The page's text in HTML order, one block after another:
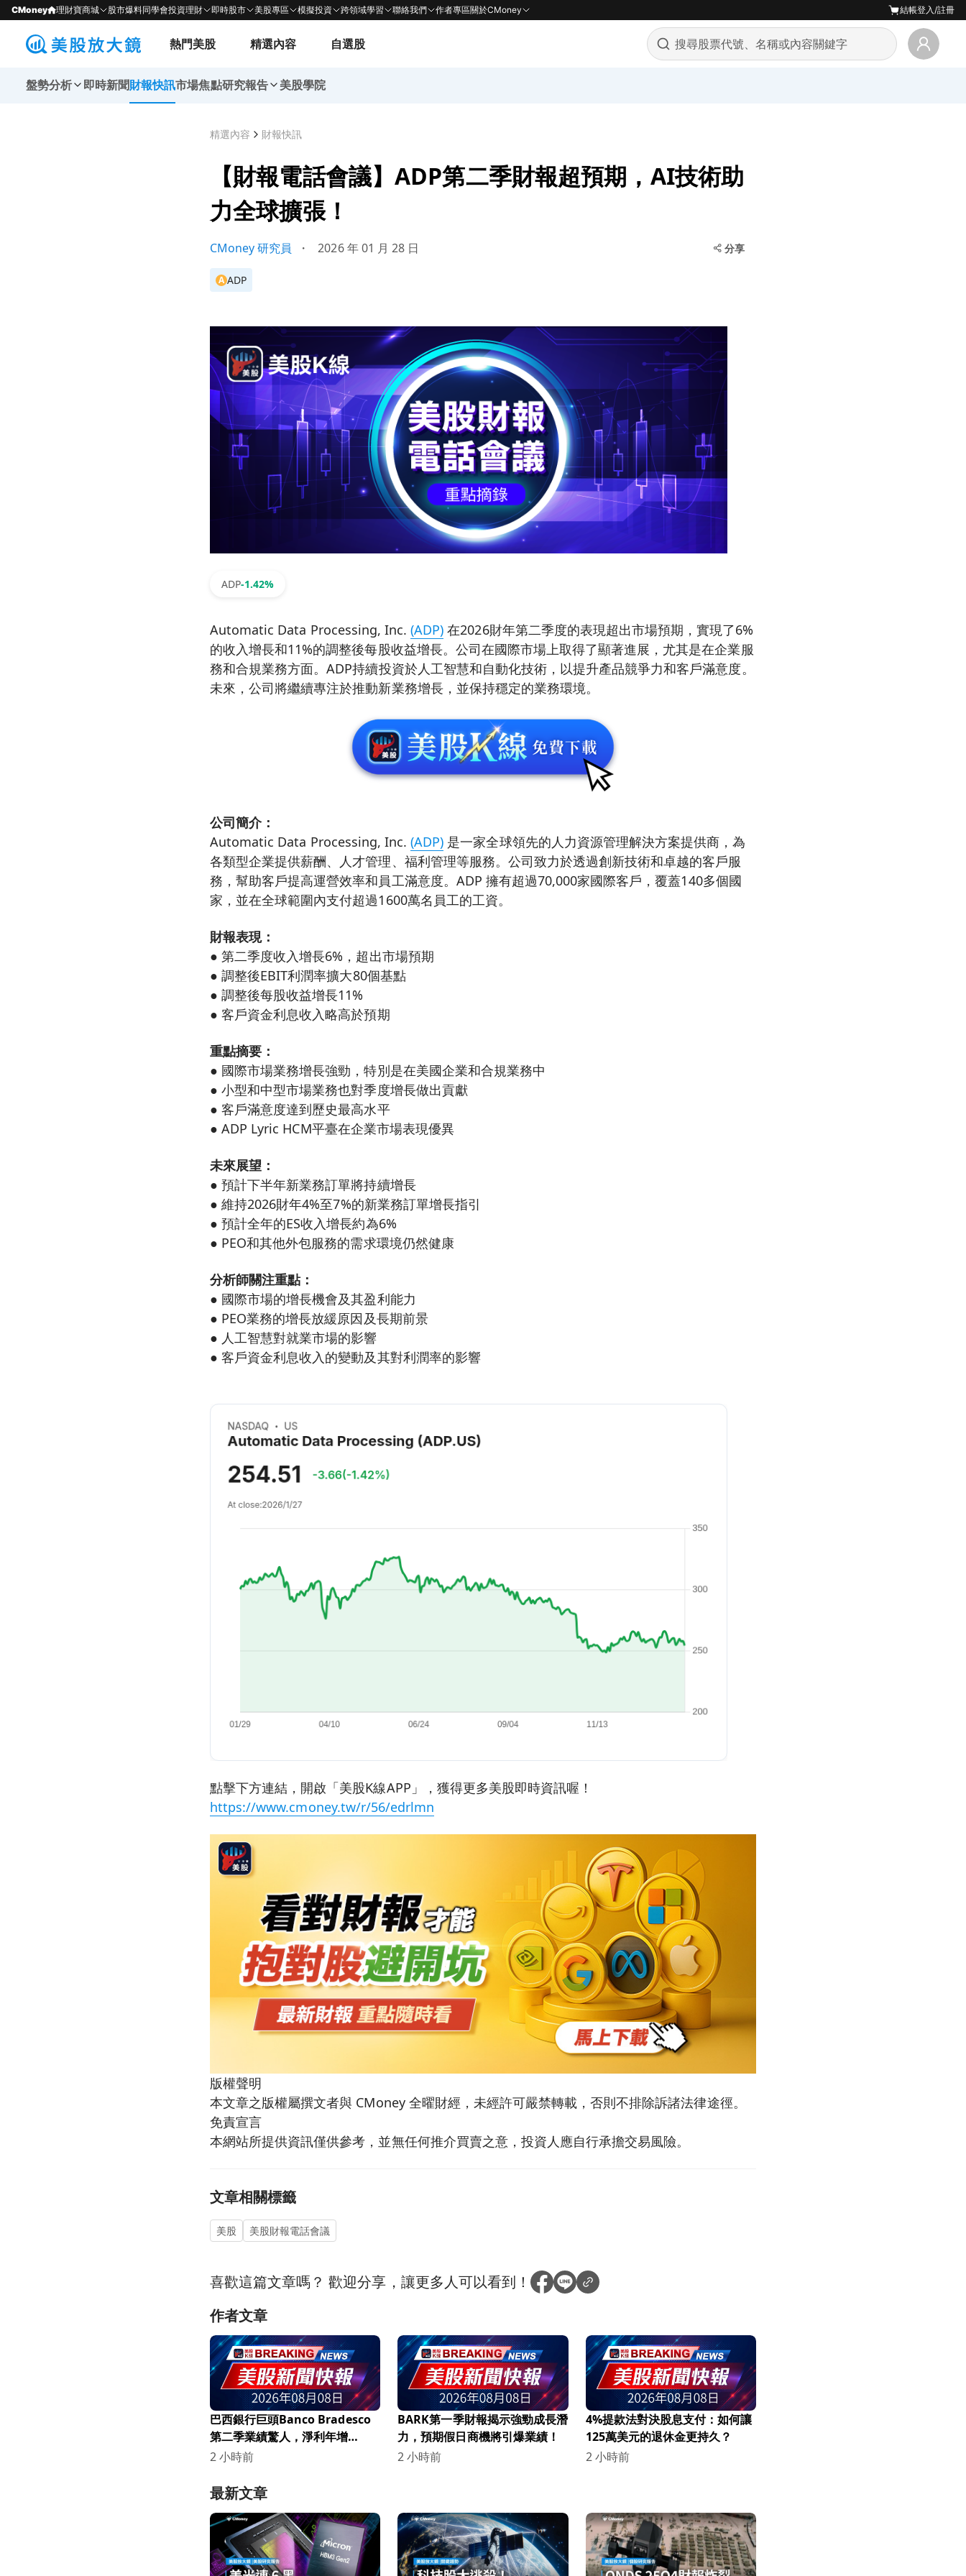
CMoney 理財寶商城 股市爆料同學會投資理財 即時股市 美股專區 模擬投資 跨領域學習 聯絡我們 作者專區關於CMoney 結帳登入/註冊
熱門美股 精選內容 自選股
盤勢分析 即時新聞財報快訊市場焦點研究報告 美股學院
精選內容 財報快訊
【財報電話會議】ADP第二季財報超預期，AI技術助
力全球擴張！
CMoney 研究員 ・ 2026 年 01 月 28 日 分享
A ADP
ADP-1.42%
Automatic Data Processing, Inc.(ADP) 在2026財年第二季度的表現超出市場預期，實現了6%
的收入增長和11%的調整後每股收益增長。公司在國際市場上取得了顯著進展，尤其是在企業服
務和合規業務方面。ADP持續投資於人工智慧和自動化技術，以提升產品競爭力和客戶滿意度。
未來，公司將繼續專注於推動新業務增長，並保持穩定的業務環境。
公司簡介：
Automatic Data Processing, Inc.(ADP) 是一家全球領先的人力資源管理解決方案提供商，為
各類型企業提供薪酬、人才管理、福利管理等服務。公司致力於透過創新技術和卓越的客戶服
務，幫助客戶提高運營效率和員工滿意度。ADP 擁有超過70,000家國際客戶，覆蓋140多個國
家，並在全球範圍內支付超過1600萬名員工的工資。
財報表現：
● 第二季度收入增長6%，超出市場預期
● 調整後EBIT利潤率擴大80個基點
● 調整後每股收益增長11%
● 客戶資金利息收入略高於預期
重點摘要：
● 國際市場業務增長強勁，特別是在美國企業和合規業務中
● 小型和中型市場業務也對季度增長做出貢獻
● 客戶滿意度達到歷史最高水平
● ADP Lyric HCM平臺在企業市場表現優異
未來展望：
● 預計下半年新業務訂單將持續增長
● 維持2026財年4%至7%的新業務訂單增長指引
● 預計全年的ES收入增長約為6%
● PEO和其他外包服務的需求環境仍然健康
分析師關注重點：
● 國際市場的增長機會及其盈利能力
● PEO業務的增長放緩原因及長期前景
● 人工智慧對就業市場的影響
● 客戶資金利息收入的變動及其對利潤率的影響
點擊下方連結，開啟「美股K線APP」，獲得更多美股即時資訊喔！
https://www.cmoney.tw/r/56/edrlmn
版權聲明
本文章之版權屬撰文者與 CMoney 全曜財經，未經許可嚴禁轉載，否則不排除訴諸法律途徑。
免責宣言
本網站所提供資訊僅供參考，並無任何推介買賣之意，投資人應自行承擔交易風險。
文章相關標籤
美股 美股財報電話會議
喜歡這篇文章嗎？歡迎分享，讓更多人可以看到！
作者文章
巴西銀行巨頭Banco Bradesco
第二季業績驚人，淨利年增
16.2%！
2 小時前
BARK第一季財報揭示強勁成長潛
力，預期假日商機將引爆業績！
2 小時前
4%提款法對決股息支付：如何讓
125萬美元的退休金更持久？
2 小時前
最新文章